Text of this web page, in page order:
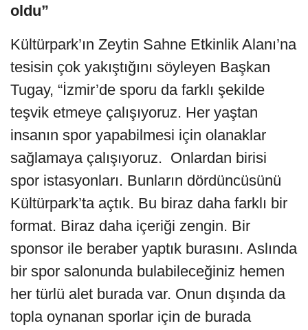
oldu”
Kültürpark’ın Zeytin Sahne Etkinlik Alanı’na
tesisin çok yakıştığını söyleyen Başkan
Tugay, “İzmir’de sporu da farklı şekilde
teşvik etmeye çalışıyoruz. Her yaştan
insanın spor yapabilmesi için olanaklar
sağlamaya çalışıyoruz. Onlardan birisi
spor istasyonları. Bunların dördüncüsünü
Kültürpark’ta açtık. Bu biraz daha farklı bir
format. Biraz daha içeriği zengin. Bir
sponsor ile beraber yaptık burasını. Aslında
bir spor salonunda bulabileceğiniz hemen
her türlü alet burada var. Onun dışında da
topla oynanan sporlar için de burada